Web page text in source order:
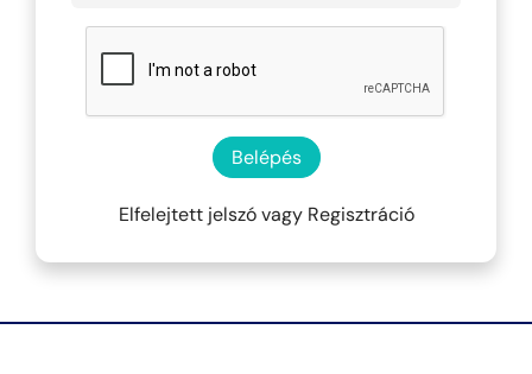
Belépés
Elfelejtett jelszóvagy Regisztráció